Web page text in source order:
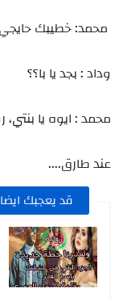
محمد: خطيبك حايجي
وداد : بجد يا با؟؟
محمد : ايوه يا
عند طارق....
قد يعجبك ايضا